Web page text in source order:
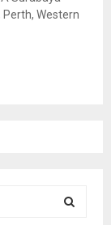
Perth, Western